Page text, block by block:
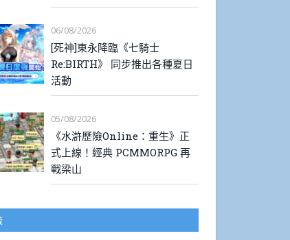
06/08/2026
[死神]東永降臨《七騎士
Re:BIRTH》 同步推出各種夏日
活動
05/08/2026
《水滸歷險Online：重生》正
式上線！經典 PCMMORPG 再
戰梁山